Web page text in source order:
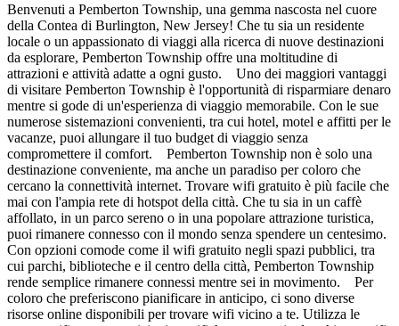
Benvenuti a Pemberton Township, una gemma nascosta nel cuore
della Contea di Burlington, New Jersey! Che tu sia un residente
locale o un appassionato di viaggi alla ricerca di nuove destinazioni
da esplorare, Pemberton Township offre una moltitudine di
attrazioni e attività adatte a ogni gusto. Uno dei maggiori vantaggi
di visitare Pemberton Township è l'opportunità di risparmiare denaro
mentre si gode di un'esperienza di viaggio memorabile. Con le sue
numerose sistemazioni convenienti, tra cui hotel, motel e affitti per le
vacanze, puoi allungare il tuo budget di viaggio senza
compromettere il comfort. Pemberton Township non è solo una
destinazione conveniente, ma anche un paradiso per coloro che
cercano la connettività internet. Trovare wifi gratuito è più facile che
mai con l'ampia rete di hotspot della città. Che tu sia in un caffè
affollato, in un parco sereno o in una popolare attrazione turistica,
puoi rimanere connesso con il mondo senza spendere un centesimo.
Con opzioni comode come il wifi gratuito negli spazi pubblici, tra
cui parchi, biblioteche e il centro della città, Pemberton Township
rende semplice rimanere connessi mentre sei in movimento. Per
coloro che preferiscono pianificare in anticipo, ci sono diverse
risorse online disponibili per trovare wifi vicino a te. Utilizza le